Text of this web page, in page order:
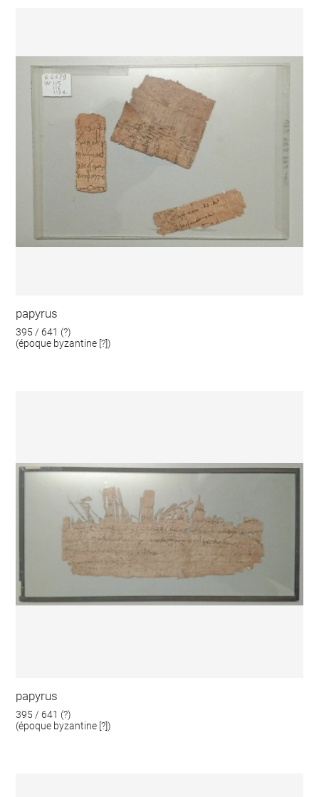
papyrus
395 / 641 (?)
(époque byzantine [?])
papyrus
395 / 641 (?)
(époque byzantine [?])